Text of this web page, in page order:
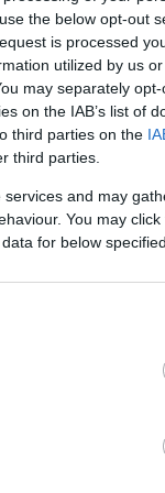
the below opt-out
is processed
utilized by us
may separately
on the IAB’s list of
third parties on the
third parties.
and may
You may
for below
7
y será
de la
del